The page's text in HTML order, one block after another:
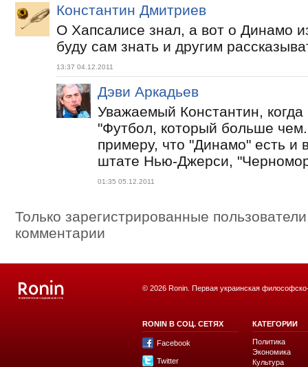
Константин Дмитриев
О Хапсалисе знал, а вот о Динамо
буду сам знать и другим
13:37 04.12.2011
Дэви Аркадьев
Уважаемый Константин,
"Футбол, который больше
примеру, что "Динамо" есть и
штате Нью-Джерси,
01:35 05.12.2011
Только зарегистрированные
комментарии
© 2026 Ronin. Первая украинская
RONIN В СОЦ. СЕТЯХ
Facebook
Twitter
КАТЕГОРИИ
Политика
Экономика
Культура